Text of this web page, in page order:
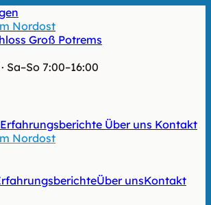
Nordost
Groß Potrems
Sa–So 7:00–16:00
Erfahrungsberichte Über uns Kontakt
Nordost
Über unsKontakt